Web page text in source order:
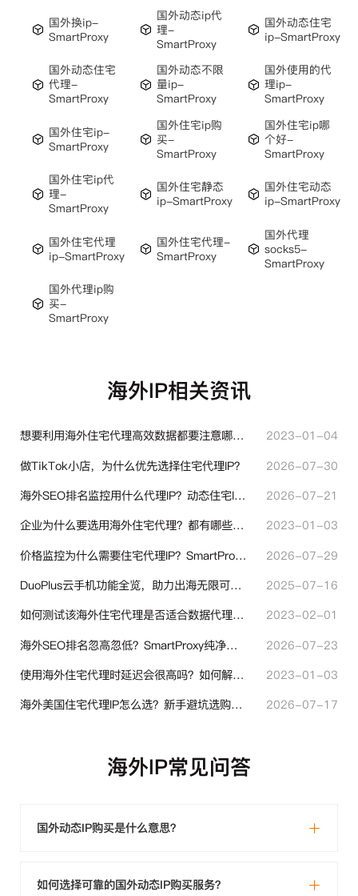
国外换ip-
SmartProxy
国外动态ip代
理-
SmartProxy
国外动态住宅
ip-SmartProxy
国外动态住宅
代理-
SmartProxy
国外动态不限
量ip-
SmartProxy
国外使用的代
理ip-
SmartProxy
国外住宅ip-
SmartProxy
国外住宅ip购
买-
SmartProxy
国外住宅ip哪
个好-
SmartProxy
国外住宅ip代
理-
SmartProxy
国外住宅静态
ip-SmartProxy
国外住宅动态
ip-SmartProxy
国外住宅代理
ip-SmartProxy
国外住宅代理-
SmartProxy
国外代理
socks5-
SmartProxy
国外代理ip购
买-
SmartProxy
海外IP相关资讯
想要利用海外住宅代理高效数据都要注意哪些地方？
2023-01-04
做TikTok小店，为什么优先选择住宅代理IP？
2026-07-30
海外SEO排名监控用什么代理IP？动态住宅IP与静态住宅IP怎么选
2026-07-21
企业为什么要选用海外住宅代理？都有哪些帮助？
2023-01-03
价格监控为什么需要住宅代理IP？SmartProxy助力跨境商家实现全球竞品数据采集
2026-07-29
DuoPlus云手机功能全览，助力出海无限可能！
2025-07-16
如何测试该海外住宅代理是否适合数据代理使用？
2023-02-01
海外SEO排名忽高忽低？SmartProxy纯净住宅IP助力站点权重稳定
2026-07-23
使用海外住宅代理时延迟会很高吗？如何解决？
2023-01-03
海外美国住宅代理IP怎么选？新手避坑选购指南
2026-07-17
海外IP常见问答
国外动态IP购买是什么意思？
如何选择可靠的国外动态IP购买服务？